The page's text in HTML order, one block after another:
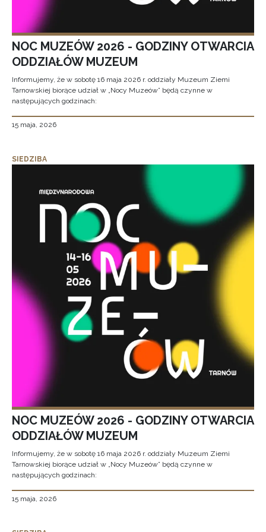
NOC MUZEÓW 2026 - GODZINY OTWARCIA
ODDZIAŁÓW MUZEUM
Informujemy, że w sobotę 16 maja 2026 r. oddziały Muzeum Ziemi
Tarnowskiej biorące udział w „Nocy Muzeów” będą czynne w
następujących godzinach:
15 maja, 2026
SIEDZIBA
NOC MUZEÓW 2026 - GODZINY OTWARCIA
ODDZIAŁÓW MUZEUM
Informujemy, że w sobotę 16 maja 2026 r. oddziały Muzeum Ziemi
Tarnowskiej biorące udział w „Nocy Muzeów” będą czynne w
następujących godzinach:
15 maja, 2026